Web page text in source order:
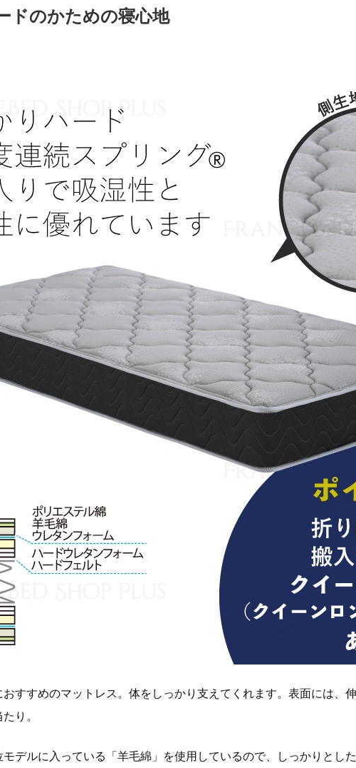
ドのかための寝心地
すすめのマットレス。体をしっかり支えてくれます。表面には、
り。
デルに入っている「羊毛綿」を使用しているので、しっかりとし